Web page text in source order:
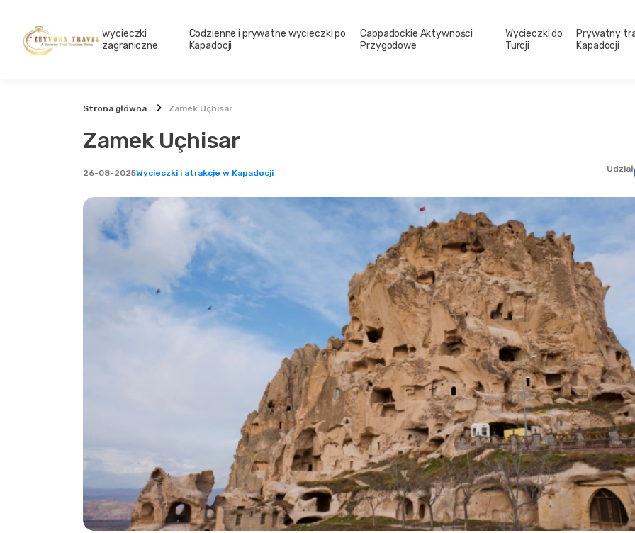
wycieczki
zagraniczne
Codzienne i prywatne wycieczki po
Kapadocji
Cappadockie Aktywności
Przygodowe
Wycieczki do
Turcji
Prywatny
Kapadocji
Strona główna Zamek Uçhisar
Zamek Uçhisar
26-08-2025Wycieczki i atrakcje w Kapadocji Udział